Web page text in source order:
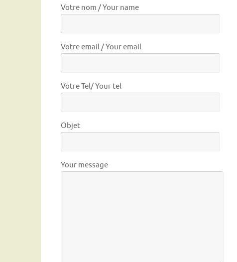
Votre nom / Your name
Votre email / Your email
Votre Tel/ Your tel
Objet
Your message